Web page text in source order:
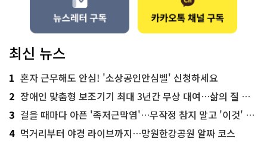
최신 뉴스
1 혼자 근무해도 안심! '소상공인안심벨' 신청하세요
2 장애인 맞춤형 보조기기 최대 3년간 무상 대여…삶의 질 높인다
3 걸을 때마다 아픈 '족저근막염'…무작정 참지 말고 '이것' 해보세요!
4 먹거리부터 야경 라이브까지…망원한강공원 알짜 코스